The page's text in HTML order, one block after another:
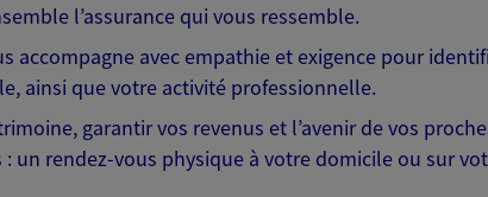
l’assurance qui vous ressemble.
accompagne avec empathie et exigence pour
ainsi que votre activité professionnelle.
garantir vos revenus et l’avenir de vos
un rendez-vous physique à votre domicile ou sur